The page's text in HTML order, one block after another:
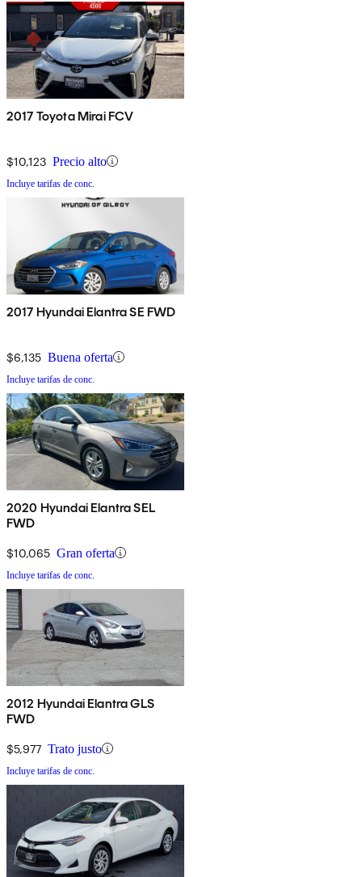
2017 Toyota Mirai FCV
$10,123 Precio alto
Incluye tarifas de conc.
2017 Hyundai Elantra SE FWD
$6,135 Buena oferta
Incluye tarifas de conc.
2020 Hyundai Elantra SEL
FWD
$10,065 Gran oferta
Incluye tarifas de conc.
2012 Hyundai Elantra GLS
FWD
$5,977 Trato justo
Incluye tarifas de conc.